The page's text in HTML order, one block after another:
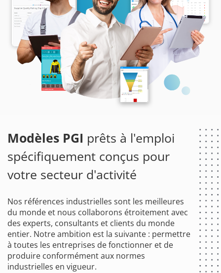
Modèles PGI prêts à l'emploi
spécifiquement conçus pour
votre secteur d'activité
Nos références industrielles sont les meilleures
du monde et nous collaborons étroitement avec
des experts, consultants et clients du monde
entier. Notre ambition est la suivante : permettre
à toutes les entreprises de fonctionner et de
produire conformément aux normes
industrielles en vigueur.